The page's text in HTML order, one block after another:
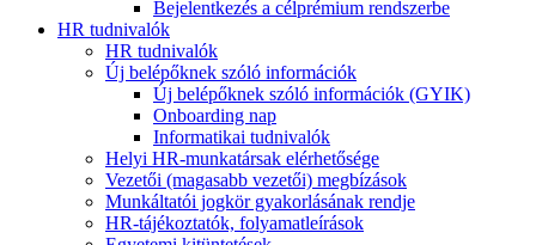
Bejelentkezés a célprémium rendszerbe
HR tudnivalók
HR tudnivalók
Új belépőknek szóló információk
Új belépőknek szóló információk (GYIK)
Onboarding nap
Informatikai tudnivalók
Helyi HR-munkatársak elérhetősége
Vezetői (magasabb vezetői) megbízások
Munkáltatói jogkör gyakorlásának rendje
HR-tájékoztatók, folyamatleírások